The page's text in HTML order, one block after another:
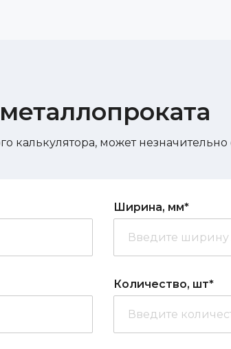
может незначительно
Ширина, мм*
Количество, шт*